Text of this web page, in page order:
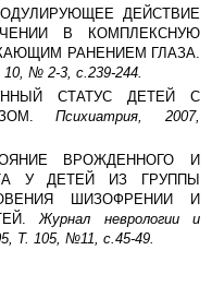
ДЕЙСТВИЕ
В КОМПЛЕКСНУЮ
РАНЕНИЕМ ГЛАЗА.
№ 2-3, с.239-244.
СТАТУС ДЕТЕЙ С
Психиатрия, 2007,
ВРОЖДЕННОГО И
У ДЕТЕЙ ИЗ ГРУППЫ
ШИЗОФРЕНИИ И
Журнал неврологии и
Т. 105, №11, с.45-49.